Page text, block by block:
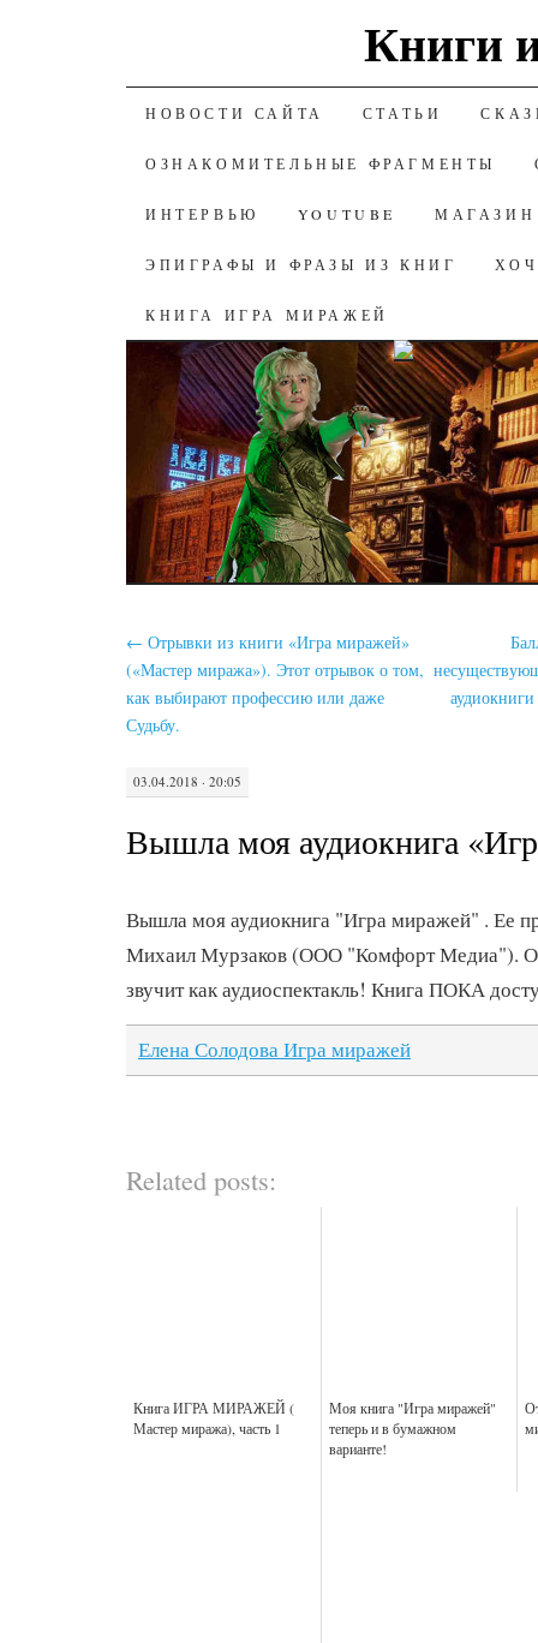
Книги
К СОДЕРЖАНИЮ
НОВОСТИ САЙТА СТАТЬИ
ОЗНАКОМИТЕЛЬНЫЕ ФРАГМЕНТЫ
ИНТЕРВЬЮ YOUTUBE МАГАЗИН
ЭПИГРАФЫ И ФРАЗЫ ИЗ КНИГ
КНИГА ИГРА МИРАЖЕЙ
← Отрывки из книги «Игра миражей»
(«Мастер миража»). Этот отрывок о том,
как выбирают профессию или даже
Судьбу.
03.04.2018 · 20:05
Вышла моя аудиокнига
Вышла моя аудиокнига "Игра миражей" . Ее
Михаил Мурзаков (ООО "Комфорт Медиа").
звучит как аудиоспектакль! Книга ПОКА
Елена Солодова Игра миражей
Related posts:
Книга ИГРА МИРАЖЕЙ (
Мастер миража), часть 1
Моя книга "Игра миражей"
теперь и в бумажном
варианте!